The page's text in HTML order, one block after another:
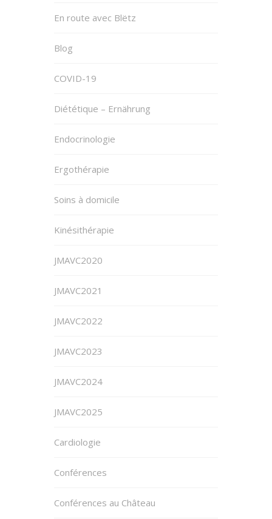
En route avec Blëtz
Blog
COVID-19
Diététique – Ernährung
Endocrinologie
Ergothérapie
Soins à domicile
Kinésithérapie
JMAVC2020
JMAVC2021
JMAVC2022
JMAVC2023
JMAVC2024
JMAVC2025
Cardiologie
Conférences
Conférences au Château